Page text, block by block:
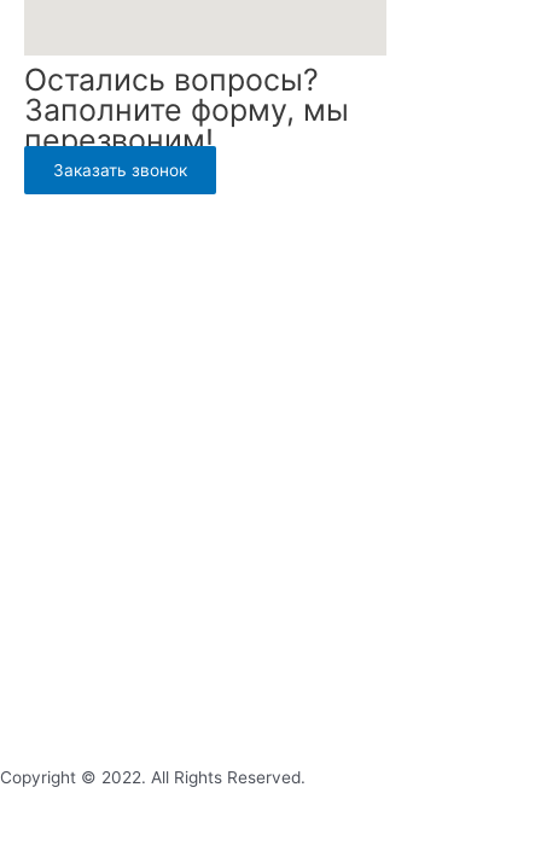
Остались вопросы?
Заполните форму, мы
перезвоним!
Заказать звонок
Copyright © 2022. All Rights Reserved.